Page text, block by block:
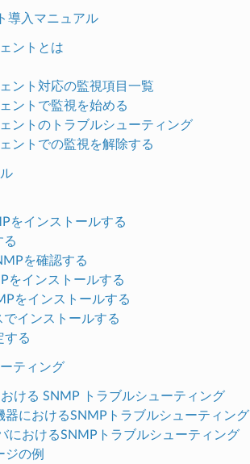
導入マニュアル
ントとは
ント対応の監視項目一覧
ントで監視を始める
ントのトラブルシューティング
ントでの監視を解除する
をインストールする
る
を確認する
をインストールする
をインストールする
インストールする
する
ティング
ける SNMP トラブルシューティング
器におけるSNMPトラブルシューティング
におけるSNMPトラブルシューティング
ジの例